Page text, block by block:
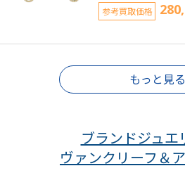
参考買取価格
もっと見る
ブランドジュエ
ヴァンクリーフ＆